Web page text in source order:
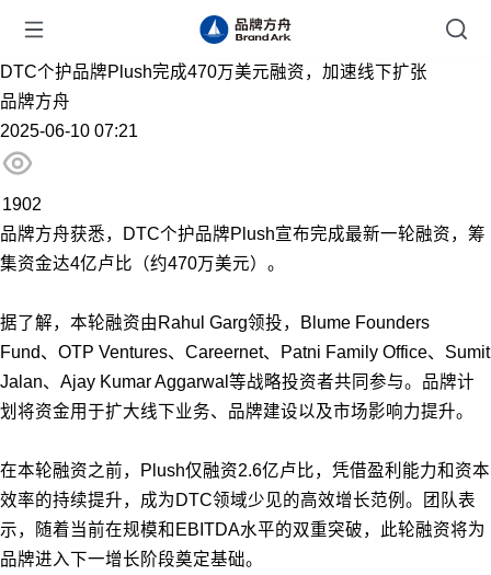
DTC个护品牌Plush完成470万美元融资，加速线下扩张
品牌方舟
2025-06-10 07:21
1902
品牌方舟获悉，DTC个护品牌Plush宣布完成最新一轮融资，筹
集资金达4亿卢比（约470万美元）。
据了解，本轮融资由Rahul Garg领投，Blume Founders
Fund、OTP Ventures、Careernet、Patni Family Office、Sumit
Jalan、Ajay Kumar Aggarwal等战略投资者共同参与。品牌计
划将资金用于扩大线下业务、品牌建设以及市场影响力提升。
在本轮融资之前，Plush仅融资2.6亿卢比，凭借盈利能力和资本
效率的持续提升，成为DTC领域少见的高效增长范例。团队表
示，随着当前在规模和EBITDA水平的双重突破，此轮融资将为
品牌进入下一增长阶段奠定基础。